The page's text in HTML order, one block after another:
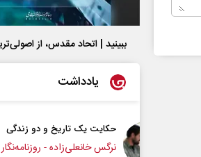
ببینید | اتحاد مقدس، از
یادداشت
تاریخ و دو زندگی
- روزنامه‌نگار
چرایی